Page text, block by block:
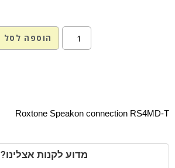
הוספה לסל
Roxtone Speakon connection RS4MD-T
מדוע לקנות אצלינו?